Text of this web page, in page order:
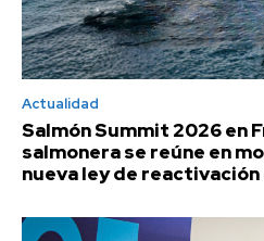
Actualidad
Salmón Summit 2026 en
salmonera se reúne en
nueva ley de